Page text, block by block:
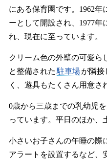
にある保育園です。1962年
ーとして開設され、1977年
れ、現在に至っています。
クリーム色の外壁の可愛ら
と整備された 駐車場が隣接
く、遊具もたくさん用意さ
0歳から三歳までの乳幼児
っています。平日のほか、
小さいお子さんの午睡の際
アラートを設置するなど、